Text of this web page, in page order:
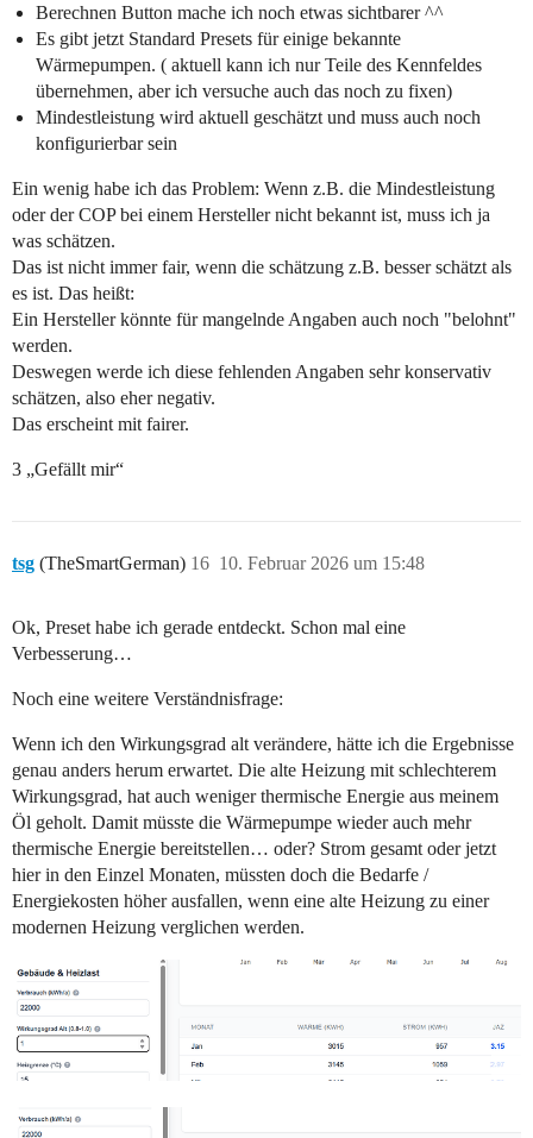
Berechnen Button mache ich noch etwas sichtbarer ^^
Es gibt jetzt Standard Presets für einige bekannte
Wärmepumpen. ( aktuell kann ich nur Teile des Kennfeldes
übernehmen, aber ich versuche auch das noch zu fixen)
Mindestleistung wird aktuell geschätzt und muss auch noch
konfigurierbar sein
Ein wenig habe ich das Problem: Wenn z.B. die Mindestleistung
oder der COP bei einem Hersteller nicht bekannt ist, muss ich ja
was schätzen.
Das ist nicht immer fair, wenn die schätzung z.B. besser schätzt als
es ist. Das heißt:
Ein Hersteller könnte für mangelnde Angaben auch noch "belohnt"
werden.
Deswegen werde ich diese fehlenden Angaben sehr konservativ
schätzen, also eher negativ.
Das erscheint mit fairer.
3 „Gefällt mir“
tsg (TheSmartGerman) 10. Februar 2026 um 15:48
16
Ok, Preset habe ich gerade entdeckt. Schon mal eine
Verbesserung…
Noch eine weitere Verständnisfrage:
Wenn ich den Wirkungsgrad alt verändere, hätte ich die Ergebnisse
genau anders herum erwartet. Die alte Heizung mit schlechterem
Wirkungsgrad, hat auch weniger thermische Energie aus meinem
Öl geholt. Damit müsste die Wärmepumpe wieder auch mehr
thermische Energie bereitstellen… oder? Strom gesamt oder jetzt
hier in den Einzel Monaten, müssten doch die Bedarfe /
Energiekosten höher ausfallen, wenn eine alte Heizung zu einer
modernen Heizung verglichen werden.